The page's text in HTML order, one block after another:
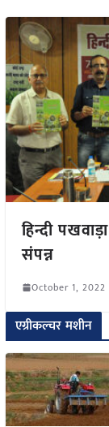
हिन्दी
संपन्न
October 1, 2022
एग्रीकल्चर मशीन